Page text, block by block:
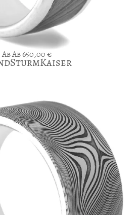
Ab650,00€